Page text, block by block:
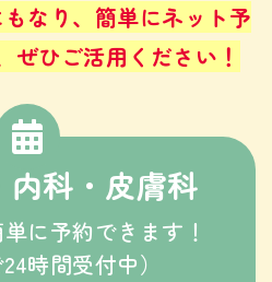
なり、 簡単にネット予
ぜひご活用ください！
内科・皮膚科
に予約できます！
時間受付中）